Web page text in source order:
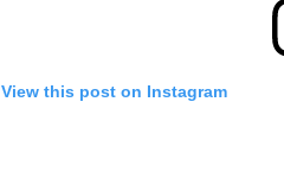
View this post on Instagram